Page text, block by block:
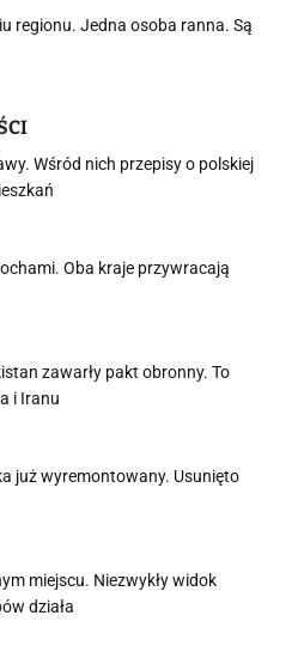
regionu. Jedna osoba ranna. Są
Wśród nich przepisy o polskiej
Oba kraje przywracają
zawarły pakt obronny. To
i Iranu
już wyremontowany. Usunięto
miejscu. Niezwykły widok
działa